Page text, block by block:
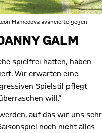
Mamedova avancierte gegen
GALM
spielfrei hatten, haben
Wir erwarten eine
Spielstil pflegt
will.“
auf das wir uns sehr
noch nicht alles